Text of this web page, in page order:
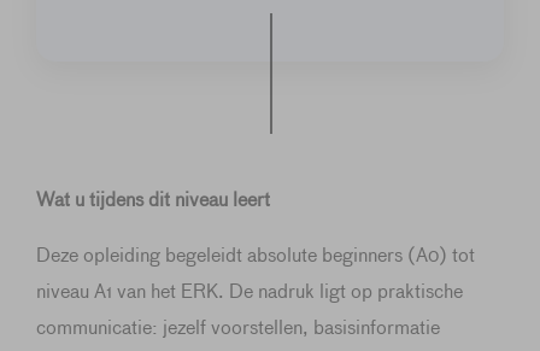
Wat u tijdens dit niveau leert
Deze opleiding begeleidt absolute beginners (A0) tot
niveau A1 van het ERK. De nadruk ligt op praktische
communicatie: jezelf voorstellen, basisinformatie